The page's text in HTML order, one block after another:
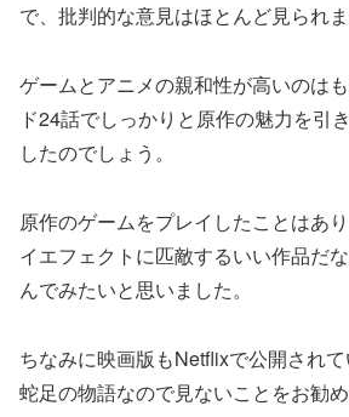
で、批判的な意見はほとんど見られま
ゲームとアニメの親和性が高いのは
ド24話でしっかりと原作の魅力を引
したのでしょう。
原作のゲームをプレイしたことはあ
イエフェクトに匹敵するいい作品だ
んでみたいと思いました。
ちなみに映画版もNetflixで公開され
蛇足の物語なので見ないことをお勧め